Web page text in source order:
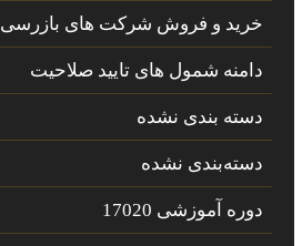
خرید و فروش شرکت های بازرسی
دامنه شمول های تایید صلاحیت
دسته بندی نشده
دسته‌بندی نشده
دوره آموزشی 17020